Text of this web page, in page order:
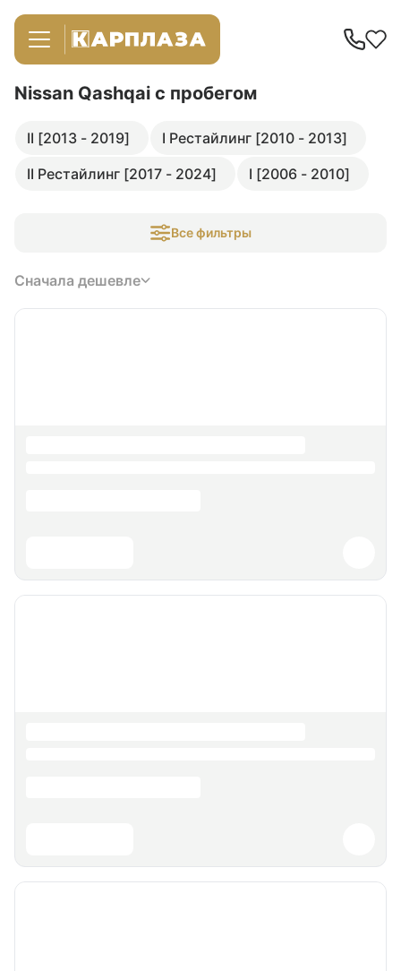
Nissan Qashqai с пробегом
II [2013 - 2019]
I Рестайлинг [2010 - 2013]
II Рестайлинг [2017 - 2024]
I [2006 - 2010]
Все фильтры
Сначала дешевле